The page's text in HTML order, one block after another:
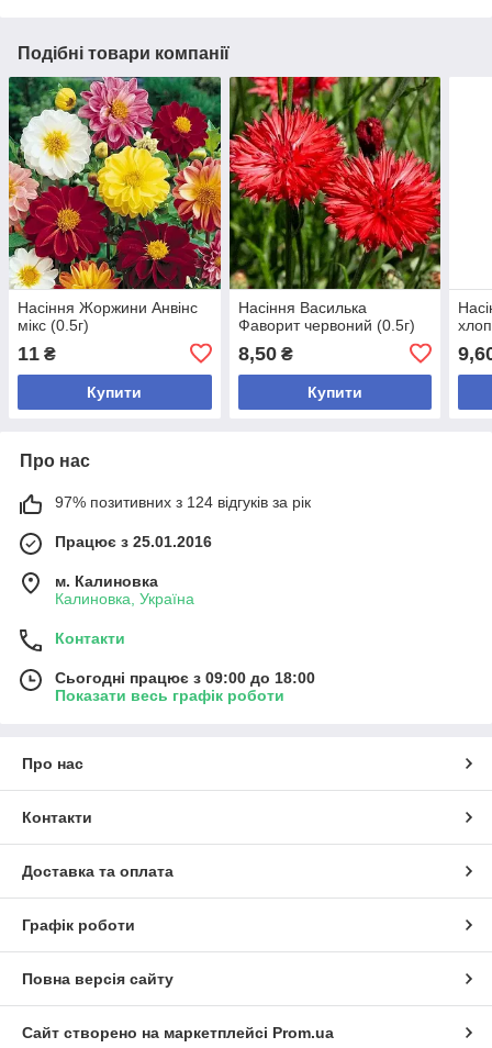
Подібні товари компанії
Насіння Жоржини Анвінс
мікс (0.5г)
11 ₴
Купити
Насіння Василька
Фаворит червоний (0.5г)
8,50₴
Купити
Про нас
97% позитивних з 124 відгуків за рік
Працює з 25.01.2016
м. Калиновка
Калиновка, Україна
Контакти
Сьогодні працює з 09:00 до 18:00
Показати весь графік роботи
Про нас
Контакти
Доставка та оплата
Графік роботи
Повна версія сайту
Сайт створено на маркетплейсі Prom.ua